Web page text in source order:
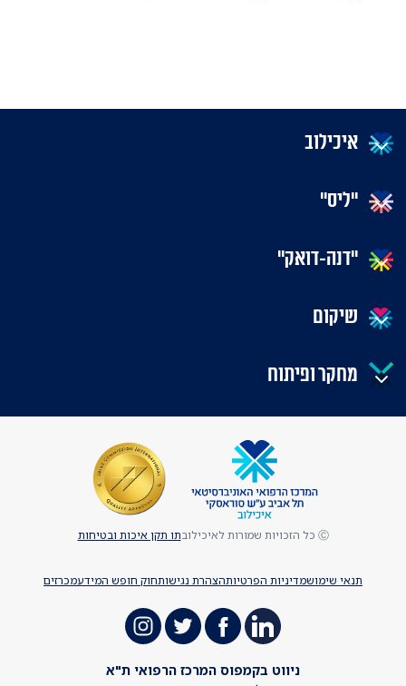
איכילוב
"ליס"
"דנה-דואק"
שיקום
מחקר ופיתוח
תנאי שימושמדיניות הפרטיותהצהרת נגישותחוק חופש המידעמכרזים
Ⓒ כל הזכויות שמורות לאיכילוב תו תקן איכות ובטיחות
ניווט בקמפוס המרכז הרפואי ת"א